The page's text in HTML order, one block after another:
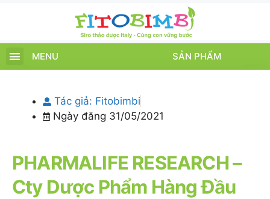
MENU SẢN PHẨM
Tác giả: Fitobimbi
Ngày đăng 31/05/2021
PHARMALIFE RESEARCH –
Cty Dược Phẩm Hàng Đầu